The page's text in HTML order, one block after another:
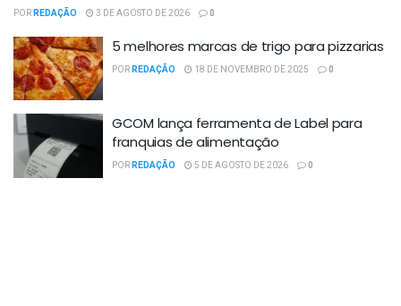
PORREDAÇÃO 3 DE AGOSTO DE 2026 0
5 melhores marcas de trigo para pizzarias
PORREDAÇÃO 18 DE NOVEMBRO DE 2025 0
GCOM lança ferramenta de Label para
franquias de alimentação
PORREDAÇÃO 5 DE AGOSTO DE 2026 0